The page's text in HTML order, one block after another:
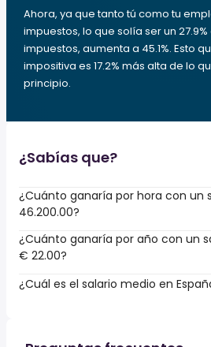
Ahora, ya que tanto tú como tu
impuestos, lo que solía ser un
impuestos, aumenta a 45.1%. Esto
impositiva es 17.2% más alta de lo
principio.
¿Sabías que?
¿Cuánto ganaría por hora con un
46.200.00?
¿Cuánto ganaría por año con un
€ 22.00?
¿Cuál es el salario medio en